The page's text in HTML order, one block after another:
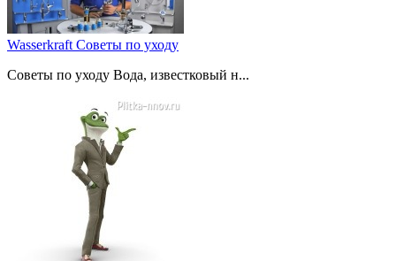
Wasserkraft Советы по уходу
Советы по уходу Вода, известковый н...